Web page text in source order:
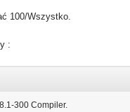
100/Wszystko.
:
300 Compiler.